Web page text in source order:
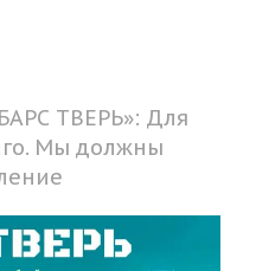
ТВЕРЬ»: Для
Мы должны